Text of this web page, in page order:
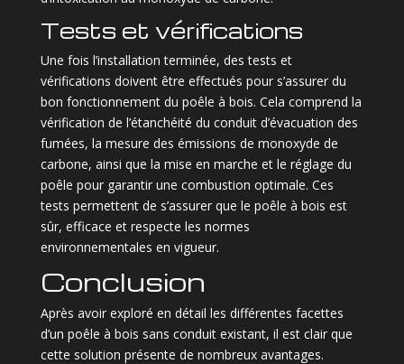
Tests et vérifications
Une fois l’installation terminée, des tests et
vérifications doivent être effectués pour s’assurer du
bon fonctionnement du poêle à bois. Cela comprend la
vérification de l’étanchéité du conduit d’évacuation des
fumées, la mesure des émissions de monoxyde de
carbone, ainsi que la mise en marche et le réglage du
poêle pour garantir une combustion optimale. Ces
tests permettent de s’assurer que le poêle à bois est
sûr, efficace et respecte les normes
environnementales en vigueur.
Conclusion
Après avoir exploré en détail les différentes facettes
d’un poêle à bois sans conduit existant, il est clair que
cette solution présente de nombreux avantages.